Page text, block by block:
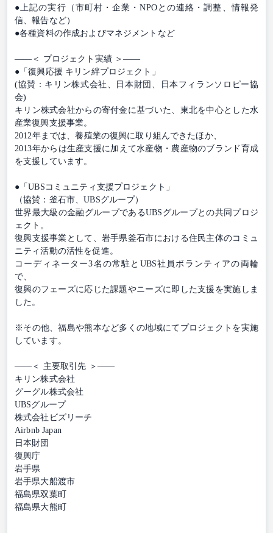
●上記の実行（市町村・企業・NPOとの連絡・調整、情報発
信、報告など）
●各種資料の作成およびマネジメントなど
――＜ プロジェクト実績 ＞――
●「復興応援 キリン絆プロジェクト」
(協賛：キリン株式会社、日本財団、日本フィランソロピー協
会)
キリン株式会社からの寄付金に基づいた、東北を中心とした水
産業復興支援事業。
2012年までは、養殖業の復興に取り組んできたほか、
2013年からは生産支援に加えて水産物・農産物のブランド育成
を支援しています。
●「UBSコミュニティ支援プロジェクト」
（協賛：釜石市、UBSグループ）
世界最大級の金融グループであるUBSグループとの共同プロジ
ェクト。
復興支援事業として、岩手県釜石市における住民主体のコミュ
ニティ活動の活性を促進。
コーディネーター3名の常駐とUBS社員ボランティアの両輪
で、
復興のフェーズに応じた課題やニーズに即した支援を実施しま
した。
※その他、福島や熊本など多くの地域にてプロジェクトを実施
しています。
――＜ 主要取引先 ＞――
キリン株式会社
グーグル株式会社
UBSグループ
株式会社ビズリーチ
Airbnb Japan
日本財団
復興庁
岩手県
岩手県大船渡市
福島県双葉町
福島県大熊町